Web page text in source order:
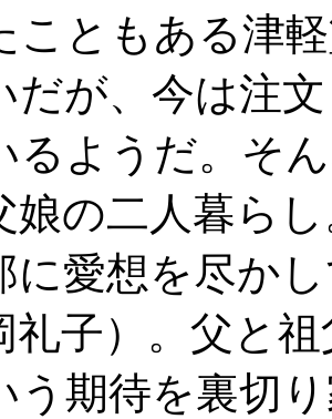
こともある津
だが、今は注
るようだ。そ
娘の二人暮ら
に愛想を尽か
礼子）。父と
う期待を裏切